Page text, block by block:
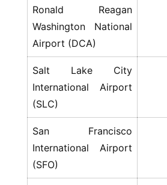
Ronald Reagan
Washington National
Airport (DCA)
Salt Lake City
International Airport
(SLC)
San Francisco
International Airport
(SFO)